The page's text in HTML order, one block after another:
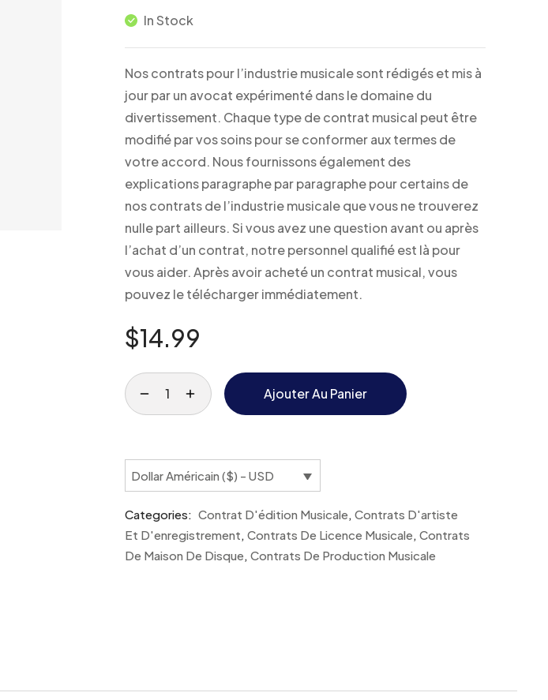
In Stock
Nos contrats pour l’industrie musicale sont rédigés et mis à
jour par un avocat expérimenté dans le domaine du
divertissement. Chaque type de contrat musical peut être
modifié par vos soins pour se conformer aux termes de
votre accord. Nous fournissons également des
explications paragraphe par paragraphe pour certains de
nos contrats de l’industrie musicale que vous ne trouverez
nulle part ailleurs. Si vous avez une question avant ou après
l’achat d’un contrat, notre personnel qualifié est là pour
vous aider. Après avoir acheté un contrat musical, vous
pouvez le télécharger immédiatement.
$14.99
Ajouter Au Panier
Dollar Américain ($) - USD
Categories: Contrat D'édition Musicale, Contrats D'artiste
Et D'enregistrement, Contrats De Licence Musicale, Contrats
De Maison De Disque, Contrats De Production Musicale